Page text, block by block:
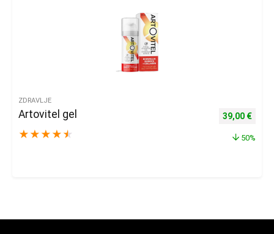
ZDRAVLJE
Artovitel gel
★ ★ ★ ★ ★
Izvorna
39,00 €
50%